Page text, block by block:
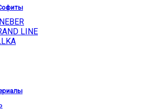
LINE